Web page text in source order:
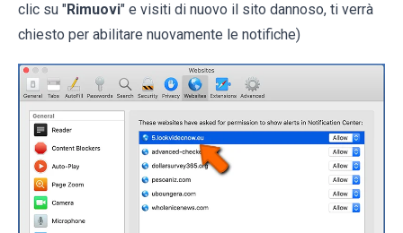
clic su "Rimuovi" e visiti di nuovo il sito dannoso, ti verrà
chiesto per abilitare nuovamente le notifiche)